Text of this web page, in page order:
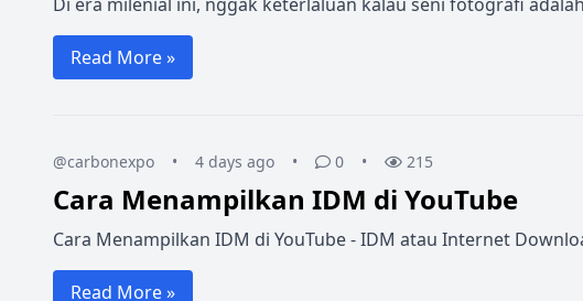
Read More »
@carbonexpo • 4 days ago • 0 • 215
Cara Menampilkan IDM di YouTube
Cara Menampilkan IDM di YouTube - IDM atau Internet
Read More »